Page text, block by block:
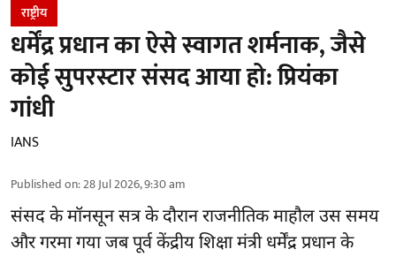
राष्ट्रीय
धर्मेंद्र प्रधान का ऐसे स्वागत शर्मनाक, जैसे
कोई सुपरस्टार संसद आया हो: प्रियंका
गांधी
IANS
Published on:28 Jul 2026, 9:30 am
संसद के मॉनसून सत्र के दौरान राजनीतिक माहौल उस समय
और गरमा गया जब पूर्व केंद्रीय शिक्षा मंत्रीधर्मेंद्र प्रधानके